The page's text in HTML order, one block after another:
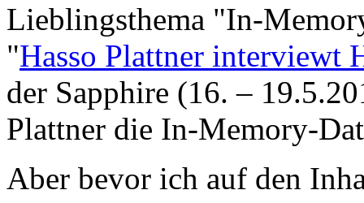
Lieblingsthema "In-
"Hasso Plattner interviewt
der Sapphire (16. –
Plattner die In-Memory-
Aber bevor ich auf den